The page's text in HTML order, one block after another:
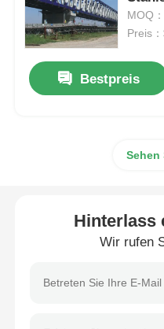
Stahlkonstruktion
Werkstatt für
Schwere
Brücken aus Stahl
MOQ
Preis
Bestpreis
Sehen
Hinterlass
Wir rufen